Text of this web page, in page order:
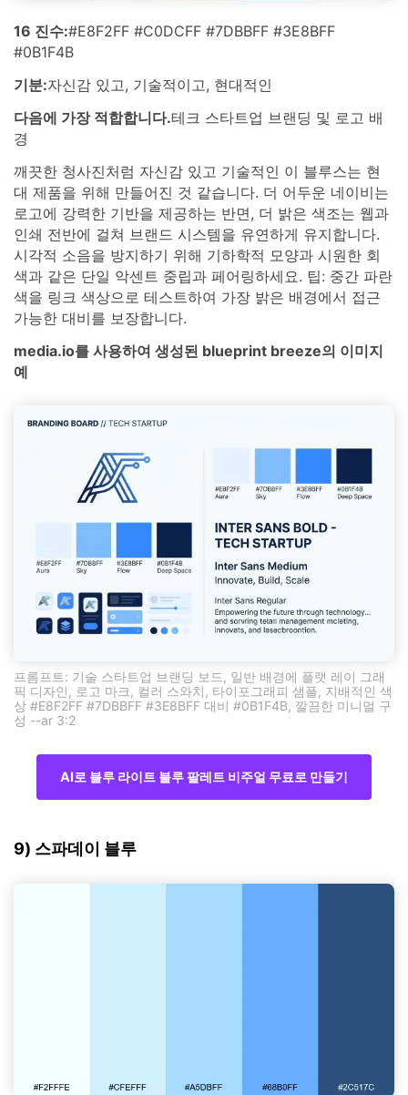
16 진수:#E8F2FF #C0DCFF #7DBBFF #3E8BFF
#0B1F4B
기분:자신감 있고, 기술적이고, 현대적인
다음에 가장 적합합니다.테크 스타트업 브랜딩 및 로고 배
경
깨끗한 청사진처럼 자신감 있고 기술적인 이 블루스는 현
대 제품을 위해 만들어진 것 같습니다. 더 어두운 네이비는
로고에 강력한 기반을 제공하는 반면, 더 밝은 색조는 웹과
인쇄 전반에 걸쳐 브랜드 시스템을 유연하게 유지합니다.
시각적 소음을 방지하기 위해 기하학적 모양과 시원한 회
색과 같은 단일 악센트 중립과 페어링하세요. 팁: 중간 파란
색을 링크 색상으로 테스트하여 가장 밝은 배경에서 접근
가능한 대비를 보장합니다.
media.io를 사용하여 생성된 blueprint breeze의 이미지
예
프롬프트: 기술 스타트업 브랜딩 보드, 일반 배경에 플랫 레이 그래
픽 디자인, 로고 마크, 컬러 스와치, 타이포그래피 샘플, 지배적인 색
상 #E8F2FF #7DBBFF #3E8BFF 대비 #0B1F4B, 깔끔한 미니멀 구
성 --ar 3:2
AI로 블루 라이트 블루 팔레트 비주얼 무료로 만들기
9) 스파데이 블루